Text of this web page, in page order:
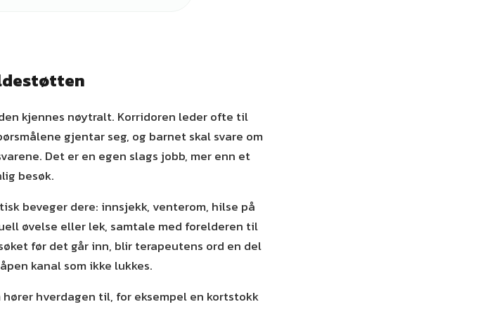
kjennes nøytralt. Korridoren leder ofte til
gjentar seg, og barnet skal svare om
Det er en egen slags jobb, mer enn et
besøk.
beveger dere: innsjekk, venterom, hilse på
øvelse eller lek, samtale med forelderen til
før det går inn, blir terapeutens ord en del
kanal som ikke lukkes.
hverdagen til, for eksempel en kortstokk